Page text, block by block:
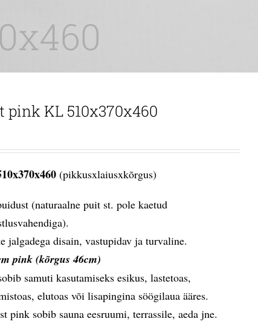
pink KL 510x370x460
(pikkusxlaiusxkõrgus)
(naturaalne puit st. pole kaetud
jalgadega disain, vastupidav ja turvaline.
pink (kõrgus 46cm)
samuti kasutamiseks esikus, lastetoas,
elutoas või lisapingina söögilaua ääres.
pink sobib sauna eesruumi, terrassile, aeda jne.